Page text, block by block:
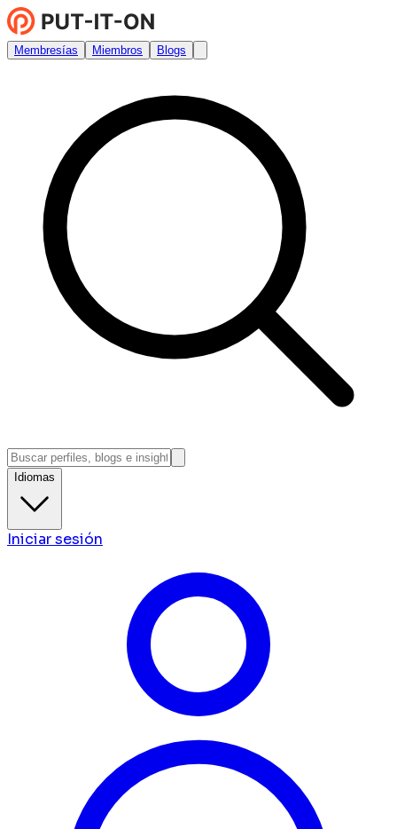
Membresías Miembros Blogs
Idiomas
Iniciar sesión